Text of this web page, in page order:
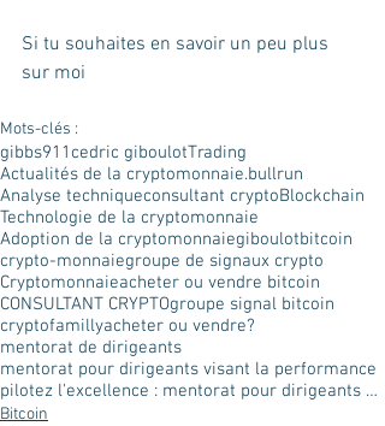
Si tu souhaites en savoir un peu plus
sur moi
Mots-clés :
gibbs911 cedric giboulotTrading
Actualités de la cryptomonnaie.bullrun
Analyse techniqueconsultant cryptoBlockchain
Technologie de la cryptomonnaie
Adoption de la cryptomonnaiegiboulotbitcoin
crypto-monnaiegroupe de signaux crypto
Cryptomonnaieacheter ou vendre bitcoin
CONSULTANT CRYPTOgroupe signal bitcoin
cryptofamillyacheter ou vendre?
mentorat de dirigeants
mentorat pour dirigeants visant la performance
pilotez l'excellence : mentorat pour dirigeants visant la performance
Bitcoin